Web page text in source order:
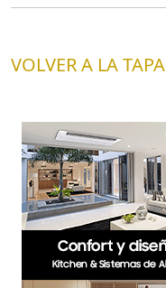
VOLVER A LA TAPA